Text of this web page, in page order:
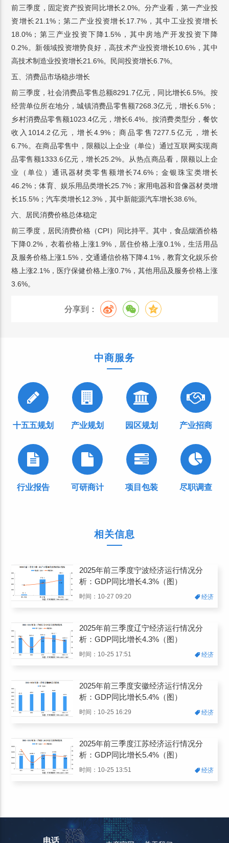
前三季度，固定资产投资同比增长2.0%。分产业看，第一产业投
资增长21.1%；第二产业投资增长17.7%，其中工业投资增长
18.0%；第三产业投资下降1.5%，其中房地产开发投资下降
0.2%。新领域投资增势良好，高技术产业投资增长10.6%，其中
高技术制造业投资增长21.6%。民间投资增长6.7%。
五、消费品市场稳步增长
前三季度，社会消费品零售总额8291.7亿元，同比增长6.5%。按
经营单位所在地分，城镇消费品零售额7268.3亿元，增长6.5%；
乡村消费品零售额1023.4亿元，增长6.4%。按消费类型分，餐饮
收入1014.2亿元，增长4.9%；商品零售7277.5亿元，增长
6.7%。在商品零售中，限额以上企业（单位）通过互联网实现商
品零售额1333.6亿元，增长25.2%。从热点商品看，限额以上企
业（单位）通讯器材类零售额增长74.6%；金银珠宝类增长
46.2%；体育、娱乐用品类增长25.7%；家用电器和音像器材类增
长15.5%；汽车类增长12.3%，其中新能源汽车增长38.6%。
六、居民消费价格总体稳定
前三季度，居民消费价格（CPI）同比持平。其中，食品烟酒价格
下降0.2%，衣着价格上涨1.9%，居住价格上涨0.1%，生活用品
及服务价格上涨1.5%，交通通信价格下降4.1%，教育文化娱乐价
格上涨2.1%，医疗保健价格上涨0.7%，其他用品及服务价格上涨
3.6%。
分享到：
中商服务
十五五规划 产业规划 园区规划 产业招商
行业报告 可研商计 项目包装 尽职调查
相关信息
2025年前三季度宁波经济运行情况分
析：GDP同比增长4.3%（图）
时间：10-27 09:20 经济
2025年前三季度辽宁经济运行情况分
析：GDP同比增长4.3%（图）
时间：10-25 17:51 经济
2025年前三季度安徽经济运行情况分
析：GDP同比增长5.4%（图）
时间：10-25 16:29 经济
2025年前三季度江苏经济运行情况分
析：GDP同比增长5.4%（图）
时间：10-25 13:51 经济
电话